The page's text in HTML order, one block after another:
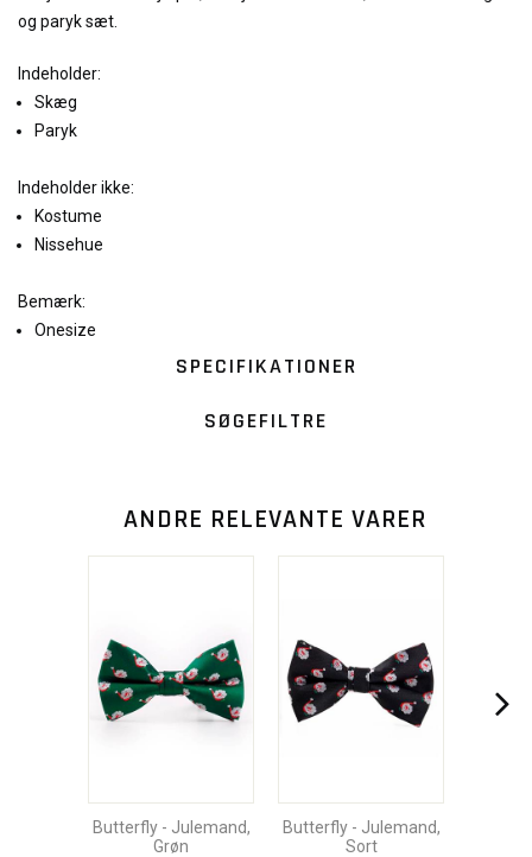
og paryk sæt.
Indeholder:
Skæg
Paryk
Indeholder ikke:
Kostume
Nissehue
Bemærk:
Onesize
SPECIFIKATIONER
SØGEFILTRE
ANDRE RELEVANTE VARER
Butterfly - Julemand,
Grøn
Butterfly - Julemand,
Sort